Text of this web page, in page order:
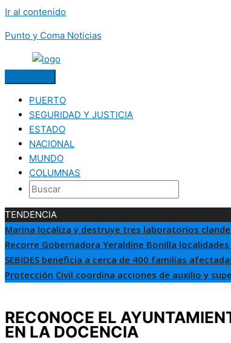
Ir al contenido
Punto y Coma Noticias
PUERTO
SEGURIDAD Y JUSTICIA
ESTADO
NACIONAL
MUNDO
COLUMNAS
TENDENCIA
Marina localiza y destruye tres laboratorios
Recorre Gobernadora Yeraldine Bonilla
SEBIDES beneficia a cerca de 400 familias
Protección Civil coordina acciones de auxilio y
RECONOCE EL
EN LA DOCENCIA